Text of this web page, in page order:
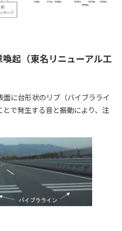
起（東名リニューアル工
に台形状のリブ（バイブラライ
で発生する音と振動により、注